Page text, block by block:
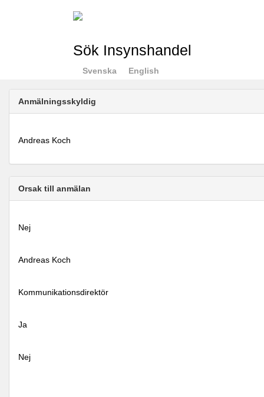
Sök Insynshandel
Svenska English
Anmälningsskyldig
Andreas Koch
Orsak till anmälan
Nej
Andreas Koch
Kommunikationsdirektör
Ja
Nej